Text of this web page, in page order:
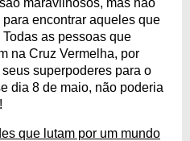
encontrar aqueles que
as pessoas que
na Cruz Vermelha, por
superpoderes para o
dia 8 de maio, não poderia
que lutam por um mundo